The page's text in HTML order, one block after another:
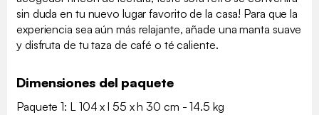
sin duda en tu nuevo lugar favorito de la casa! Para que la
experiencia sea aún más relajante, añade una manta suave
y disfruta de tu taza de café o té caliente.
Dimensiones del paquete
Paquete 1: L 104 x l 55 x h 30 cm - 14.5 kg